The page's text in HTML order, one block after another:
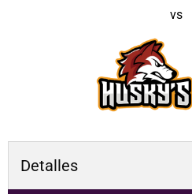
vs
Detalles